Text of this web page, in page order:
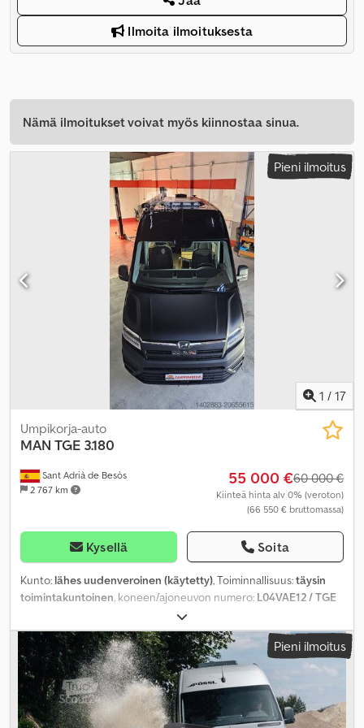
Ilmoita ilmoituksesta
Nämä ilmoitukset voivat myös kiinnostaa sinua.
Pieni ilmoitus
1 / 17
Sant Adrià de Besòs
2 767 km
Umpikorja-auto
MAN TGE 3.180
55 000 €60 000 €
Kiinteä hinta alv 0% (veroton)
(66 550 € bruttomassa)
Kysellä Soita
Kunto: lähes uudenveroinen (käytetty), Toiminnallisuus:täysin
toimintakuntoinen , koneen/ajoneuvon numero: L04VAE12 / TGE
8 000 km
polttoainetyyppi:diesel, kokonaispaino:3 500 kg, renkaan koko:
Neumáticos 235/65 R 16 C 115/113 R, akselikokoonpano:4x2,
seuraava tarkastus (TÜV):06/2029, polttoainesäiliön tilavuus:75 l
yhdistetty polttoaineenkulutus:10,3 l/100 km , väri:musta
vaihteistotyyppi:automaattinen, päästöluokka: Euro 6, istuimien
määrä:4, kokonaispituus: 6 836 mm , kokonaisleveys:2 040 mm,
Pieni ilmoitus